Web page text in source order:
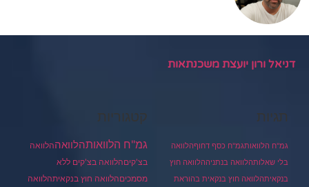
דניאל ורון יועצת משכנתאות
תגיות
גמ"ח הלוואותגמ"ח כסף דחוףהלוואה
בלי שאלותהלוואה בנתניההלוואה חוץ
בנקאיתהלוואה חוץ בנקאית בהוראת
קטגוריות
גמ"ח הלוואותהלוואההלוואה
בצ'קיםהלוואה בצ'קים ללא
מסמכיםהלוואה חוץ בנקאיתהלוואה